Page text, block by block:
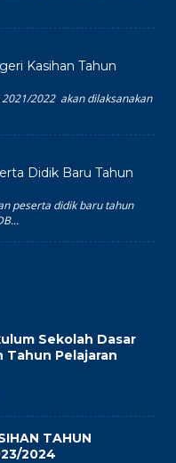
Kasihan Tahun
2022 akan dilaksanakan
Didik Baru Tahun
peserta didik baru tahun
Sekolah Dasar
Tahun Pelajaran
TAHUN
2024